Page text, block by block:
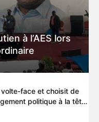
à l’AES lors
face et choisit de
politique à la tête